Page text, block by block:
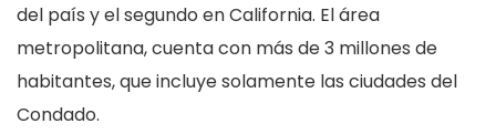
del país y el segundo en California. El área
metropolitana, cuenta con más de 3 millones de
habitantes, que incluye solamente las ciudades del
Condado.